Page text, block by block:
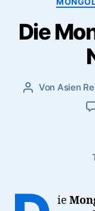
Die
Beitragsautor
Von Asien
ie